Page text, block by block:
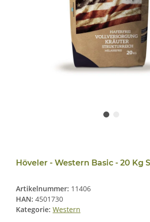
Höveler - Western Basic - 20 Kg
Artikelnummer: 11406
HAN: 4501730
Kategorie: Western